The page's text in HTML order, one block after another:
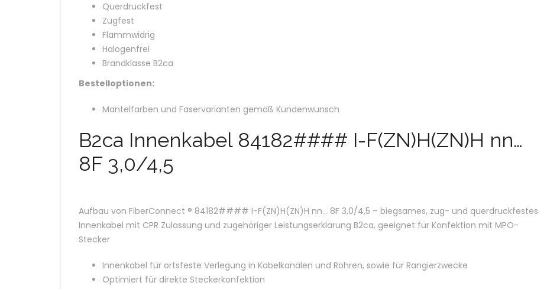
Querdruckfest
Zugfest
Flammwidrig
Halogenfrei
Brandklasse B2ca
Bestelloptionen:
Mantelfarben und Faservarianten gemäß Kundenwunsch
B2ca Innenkabel 84182#### I-F(ZN)H(ZN)H nn…
8F 3,0/4,5
Aufbau von FiberConnect ® 84182#### I-F(ZN)H(ZN)H nn… 8F 3,0/4,5 – biegsames, zug- und querdruckfestes
Innenkabel mit CPR Zulassung und zugehöriger Leistungserklärung B2ca, geeignet für Konfektion mit MPO-
Stecker
Innenkabel für ortsfeste Verlegung in Kabelkanälen und Rohren, sowie für Rangierzwecke
Optimiert für direkte Steckerkonfektion